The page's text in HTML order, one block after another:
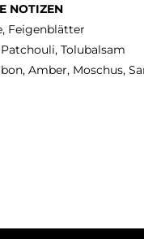
NOTIZEN
Feigenblätter
Tolubalsam
Amber, Moschus,